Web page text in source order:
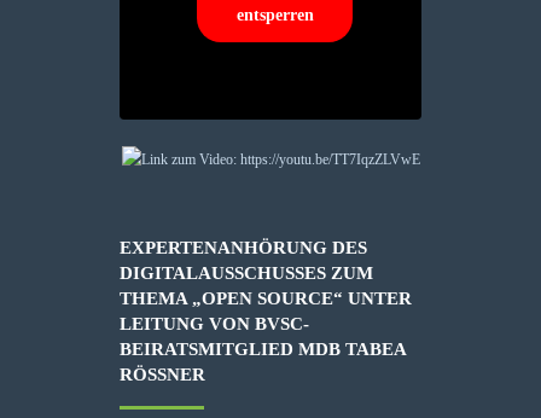
entsperren
EXPERTENANHÖRUNG DES
DIGITALAUSSCHUSSES ZUM
THEMA „OPEN SOURCE“ UNTER
LEITUNG VON BVSC-
BEIRATSMITGLIED MDB TABEA
RÖSSNER